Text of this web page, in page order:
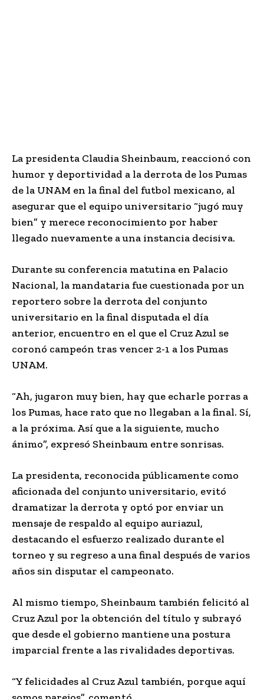
La presidenta Claudia Sheinbaum, reaccionó con
humor y deportividad a la derrota de los Pumas
de la UNAM en la final del futbol mexicano, al
asegurar que el equipo universitario “jugó muy
bien” y merece reconocimiento por haber
llegado nuevamente a una instancia decisiva.
Durante su conferencia matutina en Palacio
Nacional, la mandataria fue cuestionada por un
reportero sobre la derrota del conjunto
universitario en la final disputada el día
anterior, encuentro en el que el Cruz Azul se
coronó campeón tras vencer 2-1 a los Pumas
UNAM.
“Ah, jugaron muy bien, hay que echarle porras a
los Pumas, hace rato que no llegaban a la final. Sí,
a la próxima. Así que a la siguiente, mucho
ánimo”, expresó Sheinbaum entre sonrisas.
La presidenta, reconocida públicamente como
aficionada del conjunto universitario, evitó
dramatizar la derrota y optó por enviar un
mensaje de respaldo al equipo auriazul,
destacando el esfuerzo realizado durante el
torneo y su regreso a una final después de varios
años sin disputar el campeonato.
Al mismo tiempo, Sheinbaum también felicitó al
Cruz Azul por la obtención del título y subrayó
que desde el gobierno mantiene una postura
imparcial frente a las rivalidades deportivas.
“Y felicidades al Cruz Azul también, porque aquí